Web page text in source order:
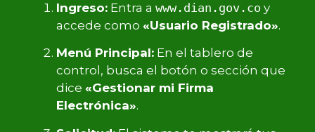
Ingreso: Entra a www.dian.gov.co y
accede como «Usuario Registrado».
Menú Principal: En el tablero de
control, busca el botón o sección que
dice «Gestionar mi Firma
Electrónica».